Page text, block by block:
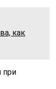
как
при